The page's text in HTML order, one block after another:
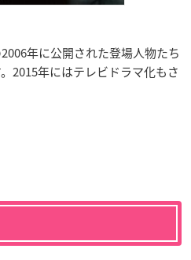
年に公開された登場人物たち
2015年にはテレビドラマ化もさ